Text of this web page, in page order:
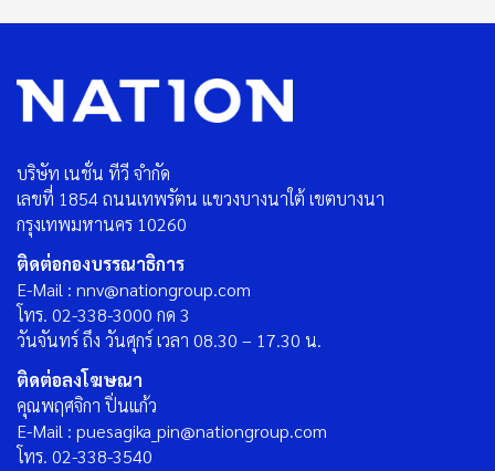
บริษัท เนชั่น ทีวี จำกัด
เลขที่ 1854 ถนนเทพรัตน แขวงบางนาใต้ เขตบางนา
กรุงเทพมหานคร 10260
ติดต่อกองบรรณาธิการ
E-Mail : nnv@nationgroup.com
โทร. 02-338-3000 กด 3
วันจันทร์ ถึง วันศุกร์ เวลา 08.30 – 17.30 น.
ติดต่อลงโฆษณา
คุณพฤศจิกา ปิ่นแก้ว
E-Mail : puesagika_pin@nationgroup.com
โทร. 02-338-3540